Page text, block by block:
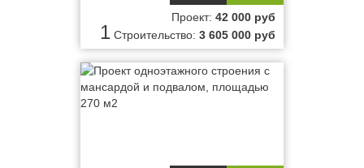
1
Проект: 42 000 руб
Строительство: 3 605 000 руб